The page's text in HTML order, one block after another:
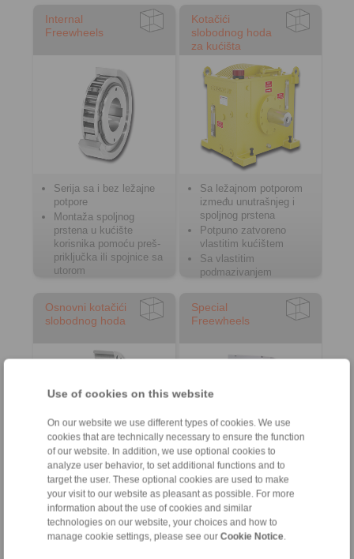
Use of cookies on this website
On our website we use different types of cookies. We use
cookies that are technically necessary to ensure the function
of our website. In addition, we use optional cookies to
analyze user behavior, to set additional functions and to
target the user. These optional cookies are used to make
your visit to our website as pleasant as possible. For more
information about the use of cookies and similar
technologies on our website, your choices and how to
manage cookie settings, please see our Cookie Notice
Internal
Freewheels
Serija sa i bez ležajne
potpore
Montaža spoljnog
prstena u kućište
korisnika pomoću preš-
priključka ili spojnice sa
utorom
Kotačići
slobodnog hoda
za kućišta
Sa ležajnom potporom
između unutrašnjeg i
spoljnog prstena
Potpuno zatvoreno
vlastitim kućištem
Sa vlastitim
podmazivanjem
Osnovni kotačići
slobodnog hoda
With bearing support
between inner and outer
ring
For assembly with
connecting parts
Special
Freewheels
Complete Freewheels
Internal Freewheels
Cage Freewheels